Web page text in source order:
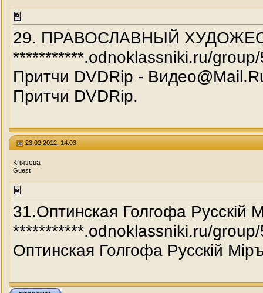
29. ПРАВОСЛАВНЫЙ
***********.odnoklassniki.ru/
Притчи DVDRip -
Притчи DVDRip.
23.02.2012, 14:03
Князева
Guest
31.Оптинская Голгофа Русскiй
***********.odnoklassniki.ru/
Оптинская Голгофа Русскiй